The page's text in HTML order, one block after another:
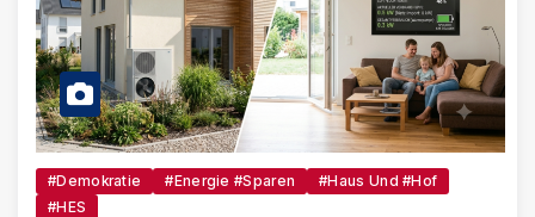
#Demokratie #Energie #sparen
#Haus Und #Hof
#HES